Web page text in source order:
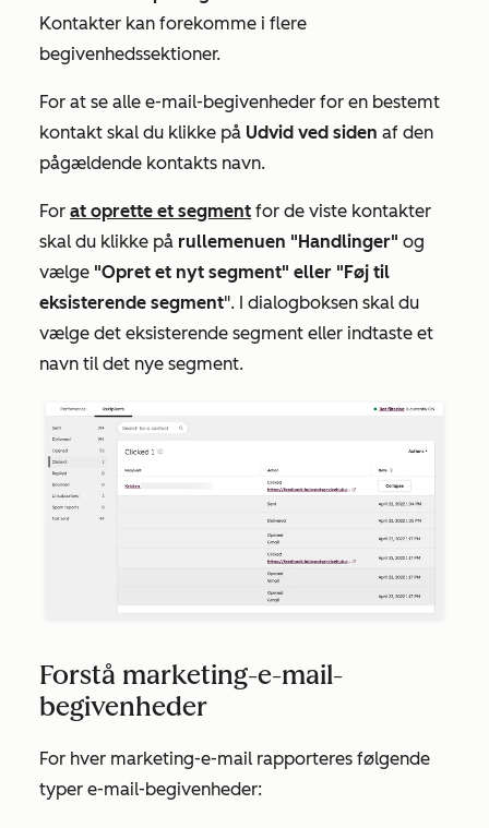
Kontakter kan forekomme i flere
begivenhedssektioner.
For at se alle e-mail-begivenheder for en bestemt
kontakt skal du klikke på Udvid ved siden af den
pågældende kontakts navn.
For at oprette et segment for de viste kontakter
skal du klikke på rullemenuen "Handlinger" og
vælge "Opret et nyt segment" eller "Føj til
eksisterende segment". I dialogboksen skal du
vælge det eksisterende segment eller indtaste et
navn til det nye segment.
Forstå marketing-e-mail-
begivenheder
For hver marketing-e-mail rapporteres følgende
typer e-mail-begivenheder: